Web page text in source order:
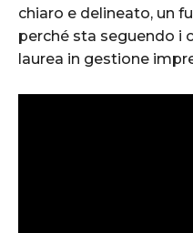
chiaro e delineato, un
perché sta seguendo i
laurea in gestione